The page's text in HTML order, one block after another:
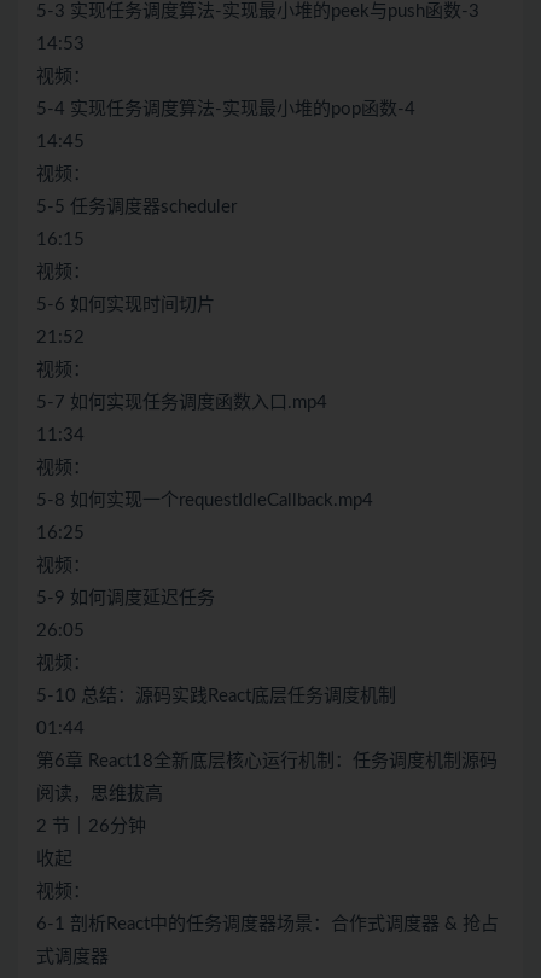
5-3 实现任务调度算法-实现最小堆的peek与push函数-3
14:53
视频：
5-4 实现任务调度算法-实现最小堆的pop函数-4
14:45
视频：
5-5 任务调度器scheduler
16:15
视频：
5-6 如何实现时间切片
21:52
视频：
5-7 如何实现任务调度函数入口.mp4
11:34
视频：
5-8 如何实现一个requestIdleCallback.mp4
16:25
视频：
5-9 如何调度延迟任务
26:05
视频：
5-10 总结：源码实践React底层任务调度机制
01:44
第6章 React18全新底层核心运行机制：任务调度机制源码
阅读，思维拔高
2 节｜26分钟
收起
视频：
6-1 剖析React中的任务调度器场景：合作式调度器 & 抢占
式调度器